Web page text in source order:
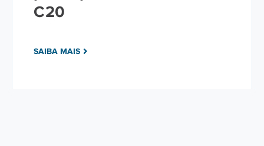
C20
SAIBA MAIS